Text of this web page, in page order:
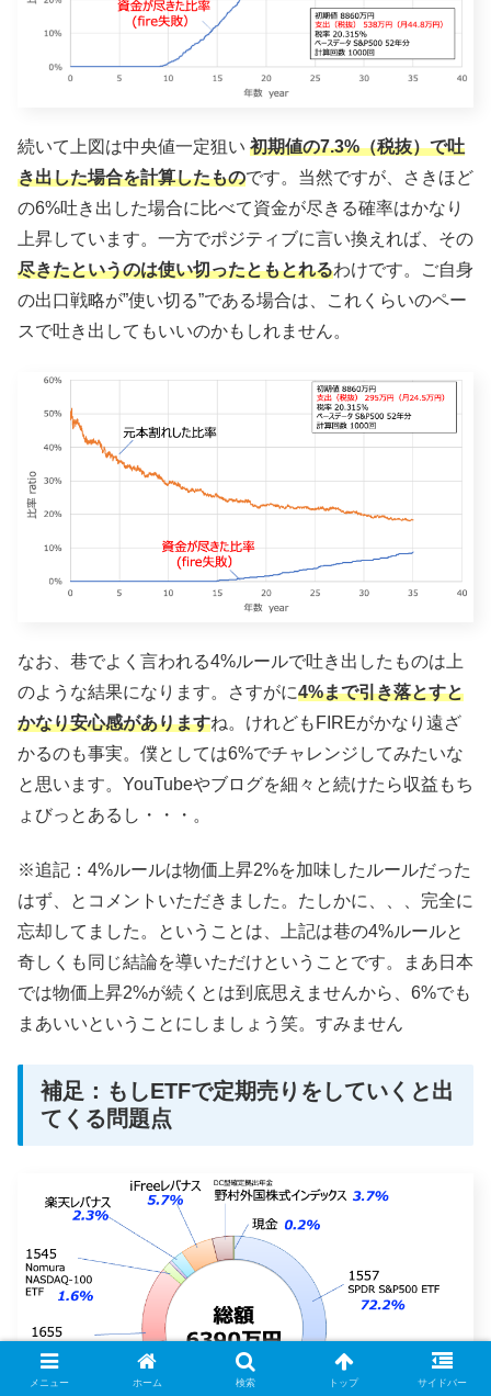
続いて上図は中央値一定狙い 初期値の7.3%（税抜）で吐
き出した場合を計算したものです。当然ですが、さきほど
の6%吐き出した場合に比べて資金が尽きる確率はかなり
上昇しています。一方でポジティブに言い換えれば、その
尽きたというのは使い切ったともとれるわけです。ご自身
の出口戦略が”使い切る”である場合は、これくらいのペー
スで吐き出してもいいのかもしれません。
なお、巷でよく言われる4%ルールで吐き出したものは上
のような結果になります。さすがに4%まで引き落とすと
かなり安心感がありますね。けれどもFIREがかなり遠ざ
かるのも事実。僕としては6%でチャレンジしてみたいな
と思います。YouTubeやブログを細々と続けたら収益もち
ょびっとあるし・・・。
※追記：4%ルールは物価上昇2%を加味したルールだった
はず、とコメントいただきました。たしかに、、、完全に
忘却してました。ということは、上記は巷の4%ルールと
奇しくも同じ結論を導いただけということです。まあ日本
では物価上昇2%が続くとは到底思えませんから、6%でも
まあいいということにしましょう笑。すみません
補足：もしETFで定期売りをしていくと出
てくる問題点
メニュー ホーム 検索 トップ サイドバー